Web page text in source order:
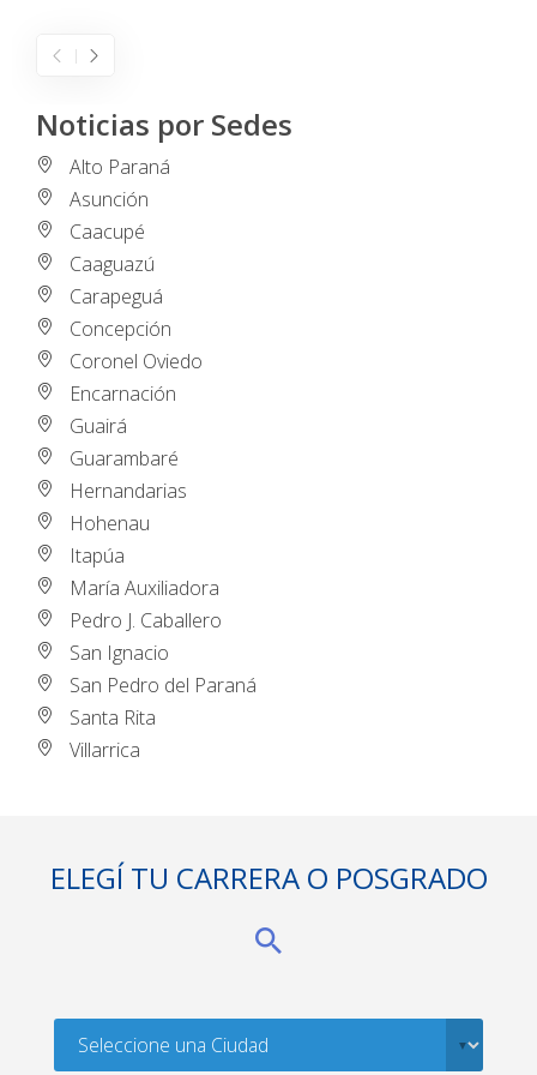
Noticias por Sedes
Alto Paraná
Asunción
Caacupé
Caaguazú
Carapeguá
Concepción
Coronel Oviedo
Encarnación
Guairá
Guarambaré
Hernandarias
Hohenau
Itapúa
María Auxiliadora
Pedro J. Caballero
San Ignacio
San Pedro del Paraná
Santa Rita
Villarrica
ELEGÍ TU CARRERA O POSGRADO